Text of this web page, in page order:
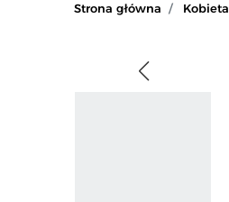
Strona główna Kobieta